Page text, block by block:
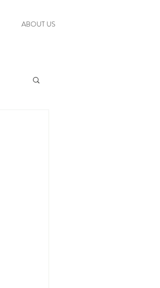
ABOUT US